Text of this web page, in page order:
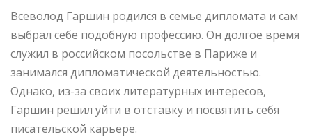
Всеволод Гаршин родился в семье дипломата и сам
выбрал себе подобную профессию. Он долгое время
служил в российском посольстве в Париже и
занимался дипломатической деятельностью.
Однако, из-за своих литературных интересов,
Гаршин решил уйти в отставку и посвятить себя
писательской карьере.